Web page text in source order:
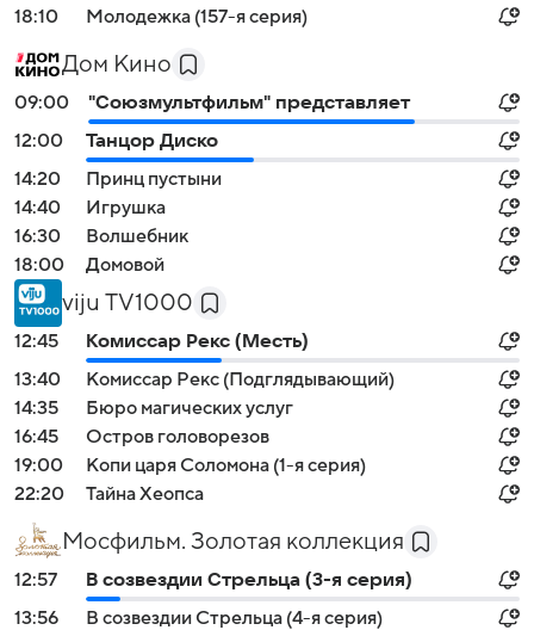
18:10
Молодежка (157-я серия)
Дом Кино
09:00
"Союзмультфильм" представляет
12:00
Танцор Диско
14:20
Принц пустыни
14:40
Игрушка
16:30
Волшебник
18:00
Домовой
viju TV1000
12:45
Комиссар Рекс (Месть)
13:40
Комиссар Рекс (Подглядывающий)
14:35
Бюро магических услуг
16:45
Остров головорезов
19:00
Копи царя Соломона (1-я серия)
22:20
Тайна Хеопса
Мосфильм. Золотая коллекция
12:57
В созвездии Стрельца (3-я серия)
13:56
В созвездии Стрельца (4-я серия)